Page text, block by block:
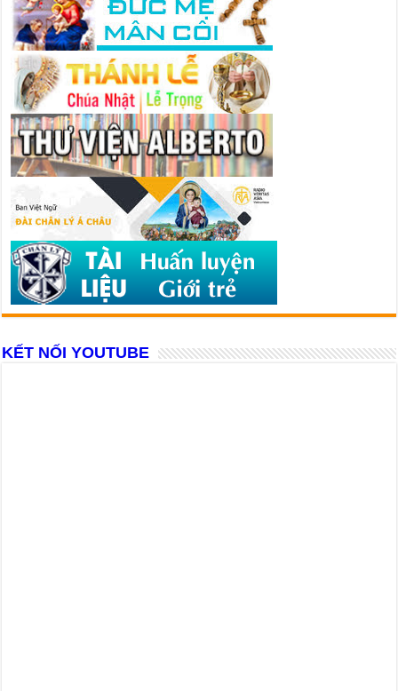
KẾT NỐI YOUTUBE